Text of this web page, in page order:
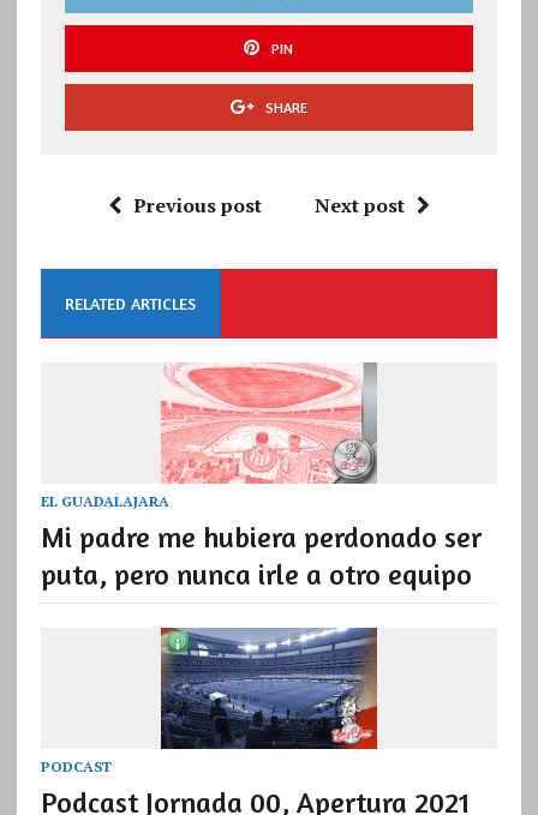
PIN
SHARE
Previous post Next post
RELATED ARTICLES
EL GUADALAJARA
Mi padre me hubiera perdonado ser
puta, pero nunca irle a otro equipo
PODCAST
Podcast Jornada 00, Apertura 2021